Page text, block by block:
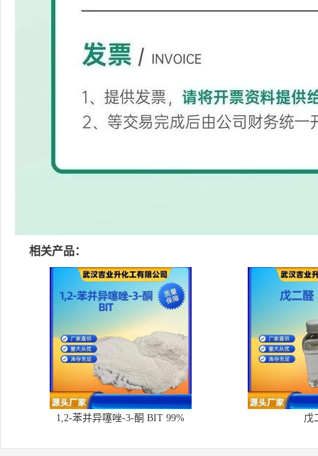
相关产品：
1,2-苯并异噻唑-3-酮 BIT 99% 戊